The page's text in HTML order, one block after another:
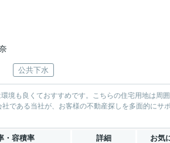
公共下水
境も良くておすすめです。こちらの住宅用地は周
である当社が、お客様の不動産探しを多面的にサポ
・容積率 詳細 お気